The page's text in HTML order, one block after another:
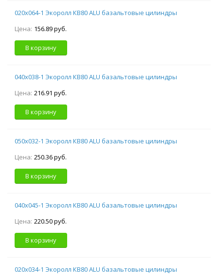
020х064-1 Экоролл КВ80 ALU базальтовые цилиндры
Цена: 156.89 руб.
В корзину
040х038-1 Экоролл КВ80 ALU базальтовые цилиндры
Цена: 216.91 руб.
В корзину
050х032-1 Экоролл КВ80 ALU базальтовые цилиндры
Цена: 250.36 руб.
В корзину
040х045-1 Экоролл КВ80 ALU базальтовые цилиндры
Цена: 220.50 руб.
В корзину
020х034-1 Экоролл КВ80 ALU базальтовые цилиндры